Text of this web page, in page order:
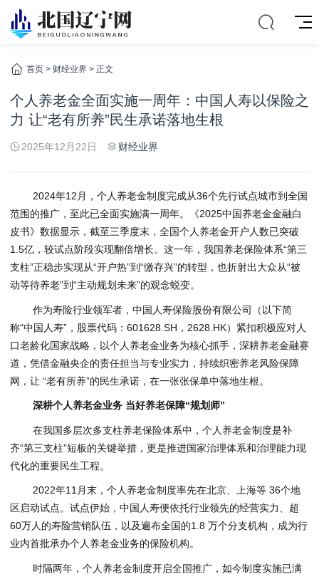
首页 > 财经业界 > 正文
个人养老金全面实施一周年：中国人寿以保险之
力 让“老有所养”民生承诺落地生根
2025年12月22日 财经业界
2024年12月，个人养老金制度完成从36个先行试点城市到全国
范围的推广，至此已全面实施满一周年。《2025中国养老金金融白
皮书》数据显示，截至三季度末，全国个人养老金开户人数已突破
1.5亿，较试点阶段实现翻倍增长。这一年，我国养老保险体系“第三
支柱”正稳步实现从“开户热”到“缴存兴”的转型，也折射出大众从“被
动等待养老”到“主动规划未来”的观念蜕变。
作为寿险行业领军者，中国人寿保险股份有限公司（以下简
称“中国人寿”，股票代码：601628.SH，2628.HK）紧扣积极应对人
口老龄化国家战略，以个人养老金业务为核心抓手，深耕养老金融赛
道，凭借金融央企的责任担当与专业实力，持续织密养老风险保障
网，让 “老有所养”的民生承诺，在一张张保单中落地生根。
深耕个人养老金业务 当好养老保障“规划师”
在我国多层次多支柱养老保险体系中，个人养老金制度是补
齐“第三支柱”短板的关键举措，更是推进国家治理体系和治理能力现
代化的重要民生工程。
2022年11月末，个人养老金制度率先在北京、上海等 36个地
区启动试点。试点伊始，中国人寿便依托行业领先的经营实力、超
60万人的寿险营销队伍，以及遍布全国的1.8 万个分支机构，成为行
业内首批承办个人养老金业务的保险机构。
时隔两年，个人养老金制度开启全国推广，如今制度实施已满